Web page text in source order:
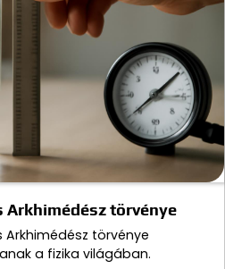
Arkhimédész törvénye
törvénye
a fizika világában.